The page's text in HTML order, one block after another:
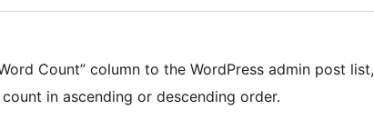
Count” column to the WordPress admin post list,
in ascending or descending order.